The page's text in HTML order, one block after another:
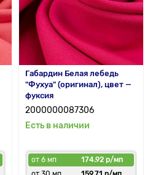
Габардин Белая лебедь
"Фухуа" (оригинал), цвет —
фуксия
2000000087306
Есть в наличии
от 6 мп
174.92 р/мп